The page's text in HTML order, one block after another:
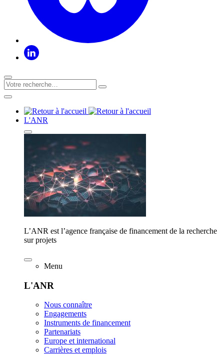
L'ANR
L’ANR est l’agence française de financement de la recherche
sur projets
Menu
L'ANR
Nous connaître
Engagements
Instruments de financement
Partenariats
Europe et international
Carrières et emplois